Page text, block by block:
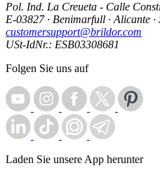
Pol. Ind. La Creueta - Calle
E-03827 · Benimarfull · Alicante ·
customersupport@brildor.com
USt-IdNr.: ESB03308681
Folgen Sie uns auf
Laden Sie unsere App herunter